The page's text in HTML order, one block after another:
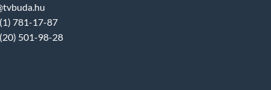
781-17-87
501-98-28